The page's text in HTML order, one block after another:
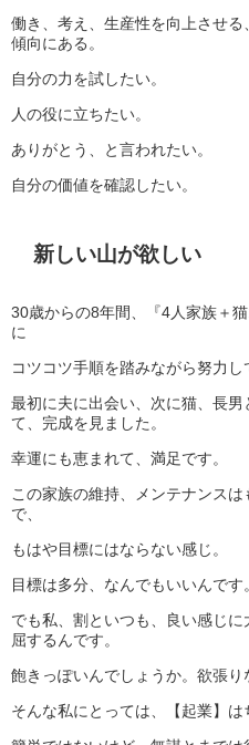
働き、考え、生産性を向上させ
傾向にある。
自分の力を試したい。
人の役に立ちたい。
ありがとう、と言われたい。
自分の価値を確認したい。
新しい山が欲しい
30歳からの8年間、『4人家族＋
に
コツコツ手順を踏みながら努力し
最初に夫に出会い、次に猫、長
て、完成を見ました。
幸運にも恵まれて、満足です。
この家族の維持、メンテナンス
で、
もはや目標にはならない感じ。
目標は多分、なんでもいいんです
でも私、割といつも、良い感じ
屈するんです。
飽きっぽいんでしょうか。欲張り
そんな私にとっては、【起業】は